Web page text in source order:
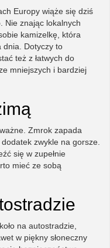
Europy wiąże się dziś
Nie znając lokalnych
kamizelkę, która
dnia. Dotyczy to
też z łatwych do
mniejszych i bardziej
Zmrok zapada
zwykle na gorsze.
się w zupełnie
mieć ze sobą
na autostradzie,
w piękny słoneczny